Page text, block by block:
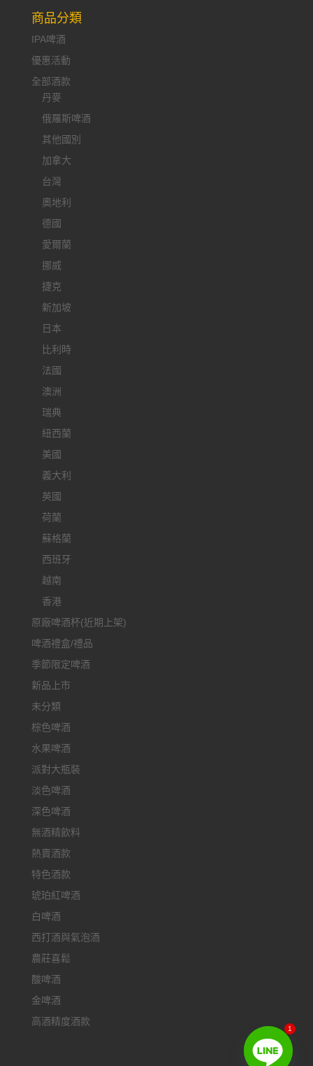
商品分類
IPA啤酒
優惠活動
全部酒款
丹麥
俄羅斯啤酒
其他國別
加拿大
台灣
奧地利
德國
愛爾蘭
挪威
捷克
新加坡
日本
比利時
法國
澳洲
瑞典
紐西蘭
美國
義大利
英國
荷蘭
蘇格蘭
西班牙
越南
香港
原廠啤酒杯(近期上架)
啤酒禮盒/禮品
季節限定啤酒
新品上市
未分類
棕色啤酒
水果啤酒
派對大瓶裝
淡色啤酒
深色啤酒
無酒精飲料
熱賣酒款
特色酒款
琥珀紅啤酒
白啤酒
西打酒與氣泡酒
農莊喜鬆
酸啤酒
金啤酒
高酒精度酒款
1